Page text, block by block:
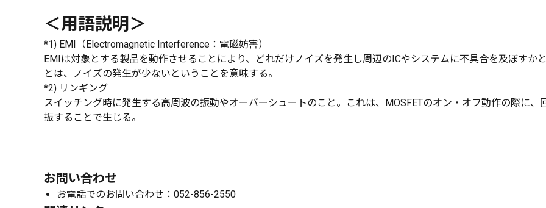
＜用語説明＞
*1) EMI（Electromagnetic Interference：電磁妨害）
EMIは対象とする製品を動作させることにより、どれだけノイズを発生し周辺のICやシステムに不具合を及ぼすか
とは、ノイズの発生が少ないということを意味する。
*2) リンギング
スイッチング時に発生する高周波の振動やオーバーシュートのこと。これは、MOSFETのオン・オフ動作の際に
振することで生じる。
お問い合わせ
お電話でのお問い合わせ：052-856-2550